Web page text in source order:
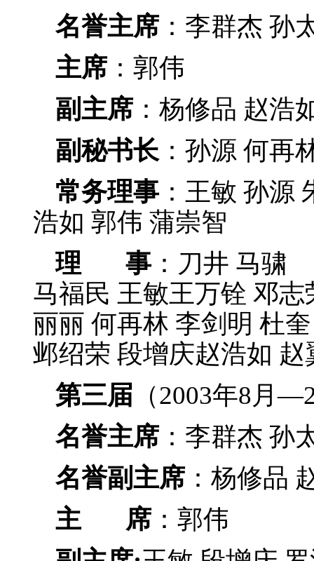
名誉主席 ：李群杰 孙
主席 ：郭伟
副主席 ：杨修品 赵浩
副秘书长 ：孙源 何再
常务理事 ：王敏 孙源
浩如 郭伟 蒲崇智
理 事 ：刀井 马骕
马福民 王敏王万铨 邓
丽丽 何再林 李剑明 杜
邺绍荣 段增庆赵浩如
第三届 （2003年8月
名誉主席 ：李群杰 孙
名誉副主席 ：杨修品
主 席 ：郭伟